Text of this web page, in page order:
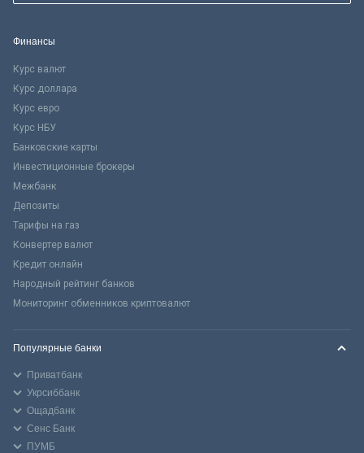
Финансы
Курс валют
Курс доллара
Курс евро
Курс НБУ
Банковские карты
Инвестиционные брокеры
Межбанк
Депозиты
Тарифы на газ
Конвертер валют
Кредит онлайн
Народный рейтинг банков
Мониторинг обменников криптовалют
Популярные банки
Приватбанк
Укрсиббанк
Ощадбанк
Сенс Банк
ПУМБ